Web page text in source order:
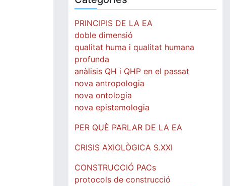
PRINCIPIS DE LA EA
doble dimensió
qualitat huma i qualitat humana
profunda
anàlisis QH i QHP en el passat
nova antropologia
nova ontologia
nova epistemologia
PER QUÈ PARLAR DE LA EA
CRISIS AXIOLÒGICA S.XXI
CONSTRUCCIÓ PACs
protocols de construcció